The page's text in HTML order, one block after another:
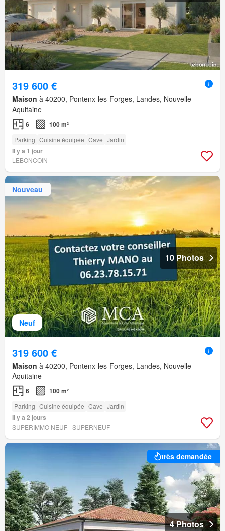
319 600 €
Maison à 40200, Pontenx-les-Forges, Landes, Nouvelle-
Aquitaine
6 100 m²
Parking Cuisine équipée Cave Jardin
Il y a 1 jour
LEBONCOIN
Neuf
Nouveau
10 Photos
319 600 €
Maison à 40200, Pontenx-les-Forges, Landes, Nouvelle-
Aquitaine
6 100 m²
Parking Cuisine équipée Cave Jardin
Il y a 2 jours
SUPERIMMO NEUF - SUPERNEUF
très demandée
4 Photos